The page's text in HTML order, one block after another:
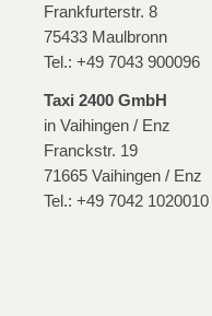
Frankfurterstr. 8
75433 Maulbronn
Tel.: +49 7043 900096
Taxi 2400 GmbH
in Vaihingen / Enz
Franckstr. 19
71665 Vaihingen / Enz
Tel.: +49 7042 1020010